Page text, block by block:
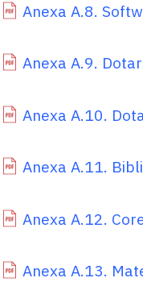
Anexa A.8.
Anexa A.9.
Anexa A.10.
Anexa A.11.
Anexa A.12.
Anexa A.13.